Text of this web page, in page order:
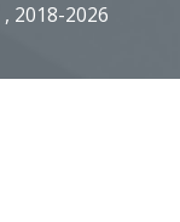
, 2018-2026